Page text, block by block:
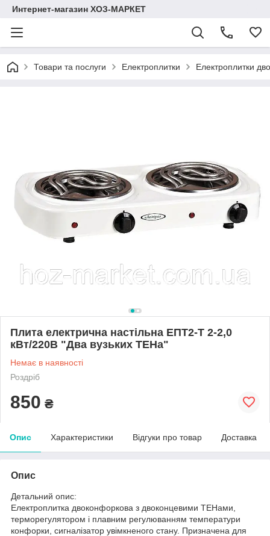
Интернет-магазин ХОЗ-МАРКЕТ
Товари та послуги Електроплитки Електроплитки
Плита електрична настільна ЕПТ2-Т 2-2,0
кВт/220В "Два вузьких ТЕНа"
Немає в наявності
Роздріб
850 ₴
Опис Характеристики Відгуки про товар Доставка
Опис
Детальний опис:
Електроплитка двоконфоркова з двоконцевими ТЕНами,
терморегулятором і плавним регулюванням температури
конфорки, сигналізатор увімкненого стану. Призначена для